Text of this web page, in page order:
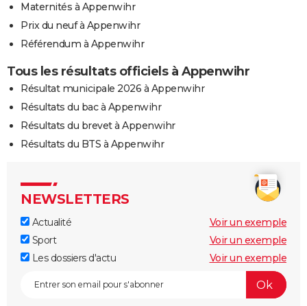
Maternités à Appenwihr
Prix du neuf à Appenwihr
Référendum à Appenwihr
Tous les résultats officiels à Appenwihr
Résultat municipale 2026 à Appenwihr
Résultats du bac à Appenwihr
Résultats du brevet à Appenwihr
Résultats du BTS à Appenwihr
NEWSLETTERS
Actualité
Voir un exemple
Sport
Voir un exemple
Les dossiers d'actu
Voir un exemple